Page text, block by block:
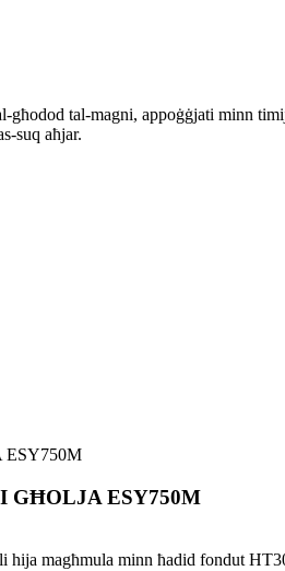
tal-magni, appoġġjati minn
suq aħjar.
GĦOLJA ESY750M
magħmula minn ħadid fondut